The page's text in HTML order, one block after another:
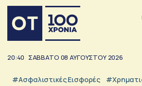
20:40 ΣΑΒΒΑΤΟ 08 ΑΥΓΟΥΣΤΟΥ 2026
#Ασφαλιστικές Εισφορές